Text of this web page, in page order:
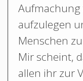
Aufmachung
aufzulegen
Menschen
Mir scheint,
allen ihr zur